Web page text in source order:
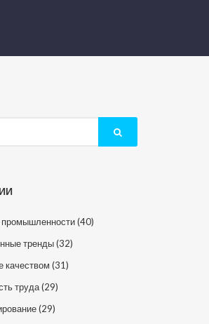
промышленности(40)
тренды(32)
качеством (31)
труда(29)
(29)